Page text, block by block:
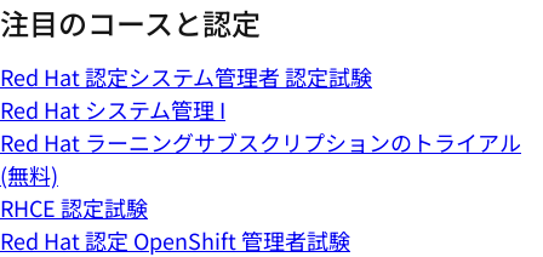
注目のコースと認定
Red Hat 認定システム管理者 認定試験
Red Hat システム管理 I
Red Hat ラーニングサブスクリプションのトライアル
(無料)
RHCE 認定試験
Red Hat 認定 OpenShift 管理者試験